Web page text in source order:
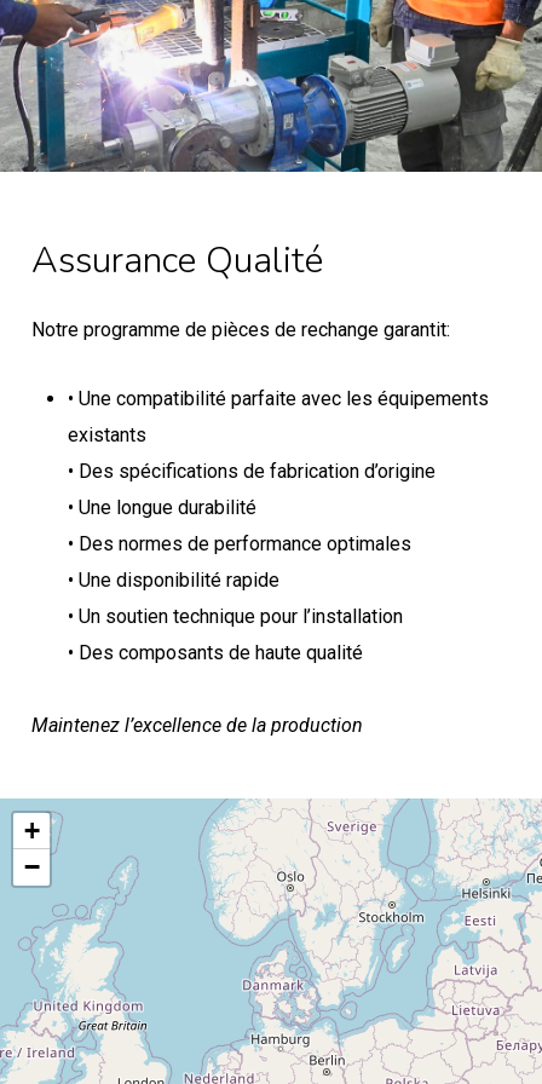
Assurance Qualité
Notre programme de pièces de rechange garantit:
• Une compatibilité parfaite avec les équipements
existants
• Des spécifications de fabrication d’origine
• Une longue durabilité
• Des normes de performance optimales
• Une disponibilité rapide
• Un soutien technique pour l’installation
• Des composants de haute qualité
Maintenez l’excellence de la production
+
−